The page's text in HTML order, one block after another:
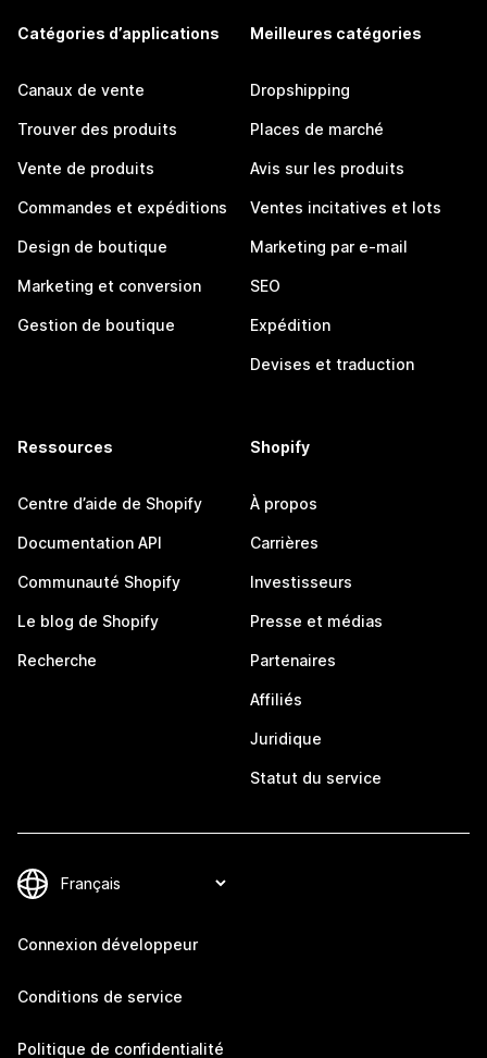
Catégories d’applications
Canaux de vente
Trouver des produits
Vente de produits
Commandes et expéditions
Design de boutique
Marketing et conversion
Gestion de boutique
Meilleures catégories
Dropshipping
Places de marché
Avis sur les produits
Ventes incitatives et lots
Marketing par e-mail
SEO
Expédition
Devises et traduction
Ressources
Centre d’aide de Shopify
Documentation API
Communauté Shopify
Le blog de Shopify
Recherche
Shopify
À propos
Carrières
Investisseurs
Presse et médias
Partenaires
Affiliés
Juridique
Statut du service
Connexion développeur
Conditions de service
Politique de confidentialité